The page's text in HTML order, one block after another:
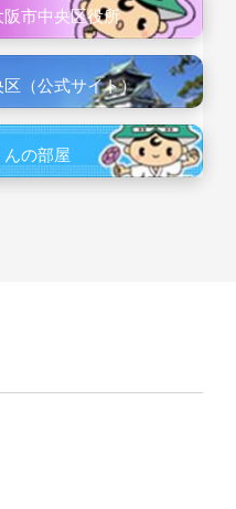
阪市中央区役所
区（公式サイト）
んの部屋